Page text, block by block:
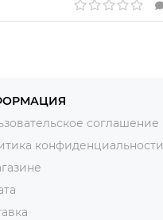
соглашение
конфиденциальности